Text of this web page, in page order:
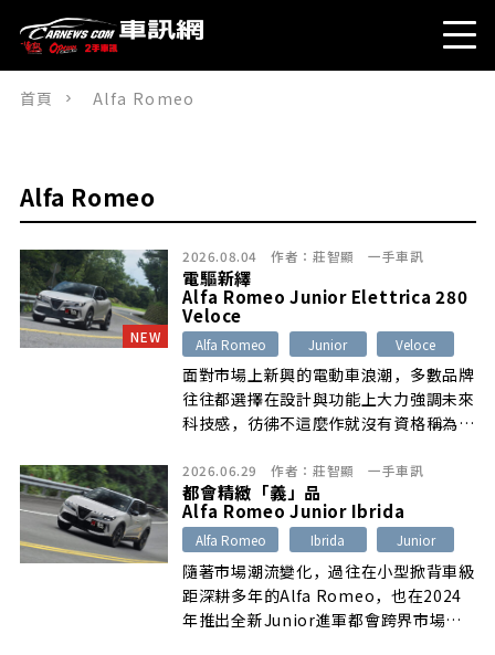
首頁 Alfa Romeo
Alfa Romeo
NEW
2026.08.04 作者： 莊智顯 一手車訊
電驅新繹
Alfa Romeo Junior Elettrica 280
Veloce
Alfa Romeo Junior Veloce
面對市場上新興的電動車浪潮，多數品牌
往往都選擇在設計與功能上大力強調未來
科技感，彷彿不這麼作就沒有資格稱為電
Romeo偏偏就要反其道而行，以最為傳
統硬派的掀背鋼砲調校思維，打造屬於他
們的第一款純電性能代表Junior
Elettrica 280 Veloce……
2026.06.29 作者： 莊智顯 一手車訊
都會精緻「義」品
Alfa Romeo Junior Ibrida
Alfa Romeo Ibrida Junior
隨著市場潮流變化，過往在小型掀背車級
距深耕多年的Alfa Romeo，也在2024
年推出全新Junior進軍都會跨界市場，